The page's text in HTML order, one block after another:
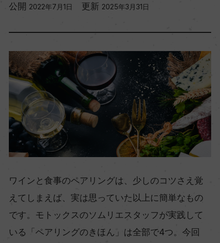
公開 2022年7月1日 更新 2025年3月31日
ワインと食事のペアリングは、少しのコツさえ覚
えてしまえば、実は思っていた以上に簡単なもの
です。モトックスのソムリエスタッフが実践して
いる「ペアリングのきほん」は全部で4つ。今回